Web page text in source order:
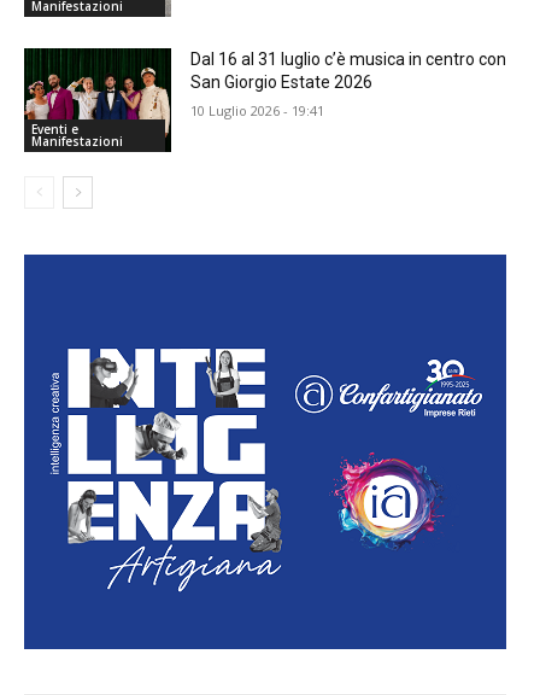
Manifestazioni
Eventi e
Manifestazioni
Dal 16 al 31 luglio c’è musica in centro con
San Giorgio Estate 2026
10 Luglio 2026 - 19:41